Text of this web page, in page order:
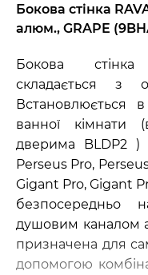
Бокова стінка
алюм., GRAPE
Бокова
складається з
Встановлюється
ванної кімнати
дверима BLDP2 )
Perseus Pro,
Gigant Pro, Gigant
безпосередньо
душовим каналом
призначена для
допомогою